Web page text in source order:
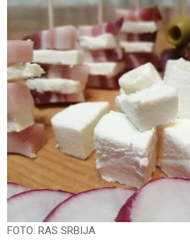
FOTO: RAS SRBIJA